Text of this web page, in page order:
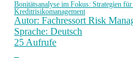
Bonitätsanalyse im Fokus: Strategien
Kreditrisikomanagement
Autor: Fachressort Risk
Sprache: Deutsch
25 Aufrufe